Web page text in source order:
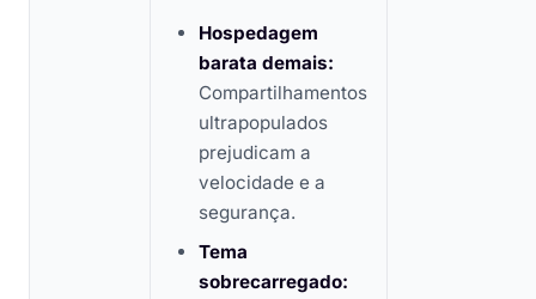
Hospedagem
barata demais:
Compartilhamentos
ultrapopulados
prejudicam a
velocidade e a
segurança.
Tema
sobrecarregado: